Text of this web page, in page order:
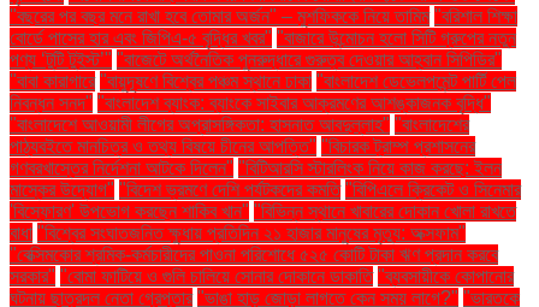
"বছরের পর বছর মনে রাখা হবে তোমার অর্জন" – মুশফিককে নিয়ে তামিম "বরিশাল শিক্ষা
বোর্ডে পাসের হার এবং জিপিএ-৫ বৃদ্ধির খবর" "বাজারে উন্মোচন হলো সিটি গ্রুপের নতুন
পণ্য ‘টুটি টুইস্ট’" "বাজেটে অর্থনৈতিক পুনরুদ্ধারে গুরুত্ব দেওয়ার আহ্বান সিপিডির"
"বাবা কারাগারে "বায়ুদূষণে বিশ্বের পঞ্চম স্থানে ঢাকা "বাংলাদেশ ডেভেলপমেন্ট পার্টি পেল
নিবন্ধন সনদ" "বাংলাদেশ ব্যাংক: ব্যাংকে সাইবার আক্রমণের আশঙ্কাজনক বৃদ্ধি"
"বাংলাদেশে আওয়ামী লীগের অপ্রাসঙ্গিকতা: হাসনাত আবদুল্লাহ" "বাংলাদেশের
পাঠ্যবইতে মানচিত্র ও তথ্য বিষয়ে চীনের আপত্তি" "বিচারক ট্রাম্প প্রশাসনের
গণবরখাস্তের নির্দেশনা আটকে দিলেন" "বিটিআরসি স্টারলিংক নিয়ে কাজ করছে: ইলন
মাস্কের উদ্যোগ" "বিদেশ ভ্রমণে দেশি পর্যটকদের কমতি "বিপিএলে ক্রিকেট ও সিনেমার
'বিস্ফোরণ' উপভোগ করছেন শাকিব খান" "বিভিন্ন স্থানে খাবারের দোকান খোলা রাখতে
বাধা "বিশ্বের সংঘাতজনিত ক্ষুধায় প্রতিদিন ২১ হাজার মানুষের মৃত্যু: অক্সফাম"
"বেক্সিমকোর শ্রমিক-কর্মচারীদের পাওনা পরিশোধে ৫২৫ কোটি টাকা ঋণ প্রদান করবে
সরকার" "বোমা ফাটিয়ে ও গুলি চালিয়ে সোনার দোকানে ডাকাতি "ব্যবসায়ীকে কোপানোর
ঘটনায় ছাত্রদল নেতা গ্রেপ্তার "ভাঙা হাড় জোড়া লাগতে কেন সময় লাগে?" "ভারতকে